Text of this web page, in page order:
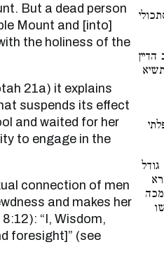
But a dead person
Mount and [into]
the holiness of the
suspends its effect
and waited for her
to engage in the
and makes her
“I, Wisdom,
foresight]” (see